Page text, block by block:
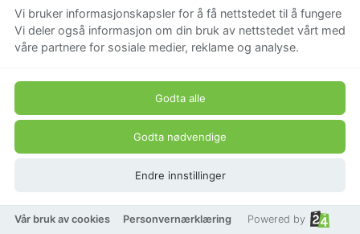
199,20 kr
249 kr
Vi bruker informasjonskapsler for å få nettstedet til å fungere
Vi deler også informasjon om din bruk av nettstedet vårt med
våre partnere for sosiale medier, reklame og analyse.
Godta alle
Godta nødvendige
Endre innstillinger
Vår bruk av cookies Personvernærklæring Powered by